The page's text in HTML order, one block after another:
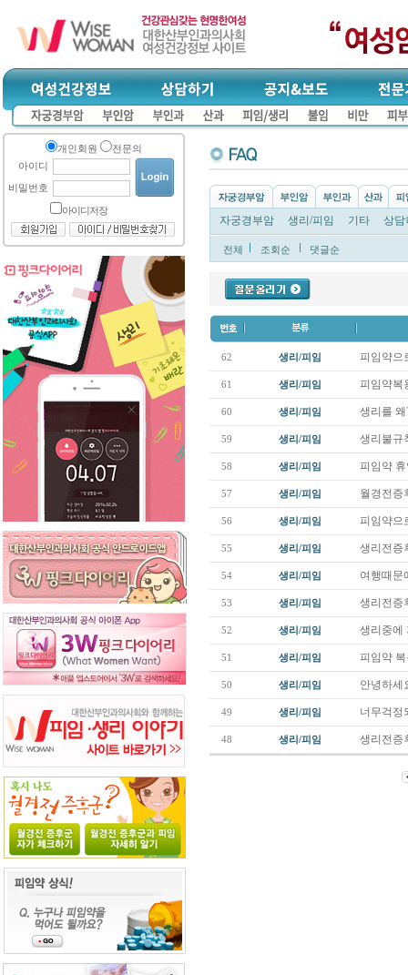
개인회원
전문의
아이디
비밀번호
아이디저장
자궁경부암 생리/피임 기타 상담
전체 조회순 댓글순
62 생리/피임 피임약으
61 생리/피임 피임약복
60 생리/피임 생리를
59 생리/피임 생리불규
58 생리/피임 피임약
57 생리/피임 월경전증
56 생리/피임 피임약으
55 생리/피임 생리전증
54 생리/피임 여행때문
53 생리/피임 생리전증
52 생리/피임 생리중에
51 생리/피임 피임약
50 생리/피임 안녕하세
49 생리/피임 너무걱정
48 생리/피임 생리전증